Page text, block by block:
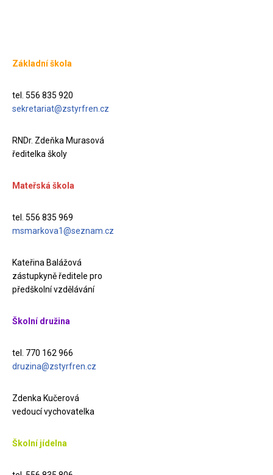
Základní škola
tel. 556 835 920
sekretariat@zstyrfren.cz
RNDr. Zdeňka Murasová
ředitelka školy
Mateřská škola
tel. 556 835 969
msmarkova1@seznam.cz
Kateřina Balážová
zástupkyně ředitele pro
předškolní vzdělávání
Školní družina
tel. 770 162 966
druzina@zstyrfren.cz
Zdenka Kučerová
vedoucí vychovatelka
Školní jídelna